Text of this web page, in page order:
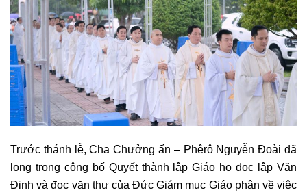
Trước thánh lễ, Cha Chưởng ấn – Phêrô Nguyễn Đoài đã
long trọng công bố Quyết thành lập Giáo họ đọc lập Văn
Định và đọc văn thư của Đức Giám mục Giáo phận về việc